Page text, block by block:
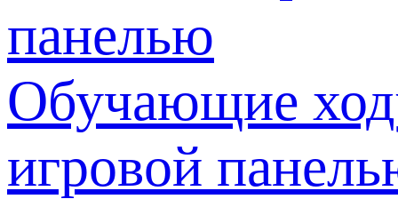
Обучающие
игровой